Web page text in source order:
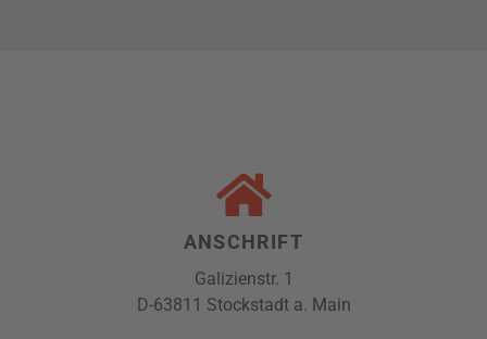
ANSCHRIFT
Galizienstr. 1
D-63811 Stockstadt a. Main